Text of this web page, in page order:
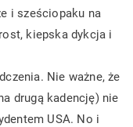
i sześciopaku na
kiepska dykcja i
Nie ważne, że
drugą kadencję) nie
USA. No i